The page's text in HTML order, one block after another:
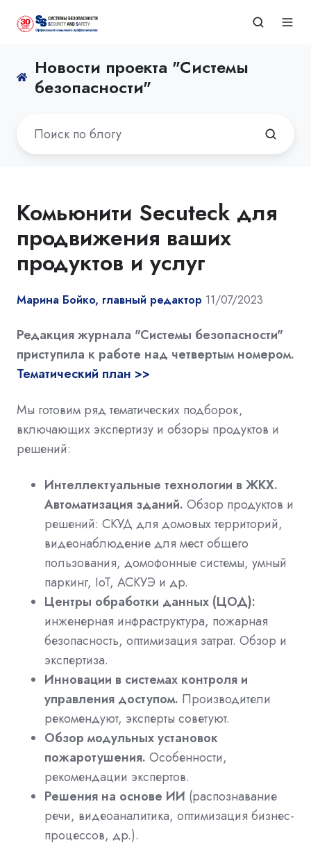
Новости проекта "Системы
безопасности"
Комьюнити Secuteck для
продвижения ваших
продуктов и услуг
Марина Бойко, главный редактор 11/07/2023
Редакция журнала "Системы безопасности"
приступила к работе над четвертым номером.
Тематический план >>
Мы готовим ряд тематических подборок,
включающих экспертизу и обзоры продуктов и
решений:
Интеллектуальные технологии в ЖКХ.
Автоматизация зданий. Обзор продуктов и
решений: СКУД для домовых территорий,
видеонаблюдение для мест общего
пользования, домофонные системы, умный
паркинг, IoT, АСКУЭ и др.
Центры обработки данных (ЦОД):
инженерная инфраструктура, пожарная
безопасность, оптимизация затрат. Обзор и
экспертиза.
Инновации в системах контроля и
управления доступом. Производители
рекомендуют, эксперты советуют.
Обзор модульных установок
пожаротушения. Особенности,
рекомендации экспертов.
Решения на основе ИИ (распознавание
речи, видеоаналитика, оптимизация бизнес-
процессов, др.).